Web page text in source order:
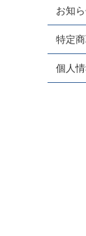
お知
特定
個人